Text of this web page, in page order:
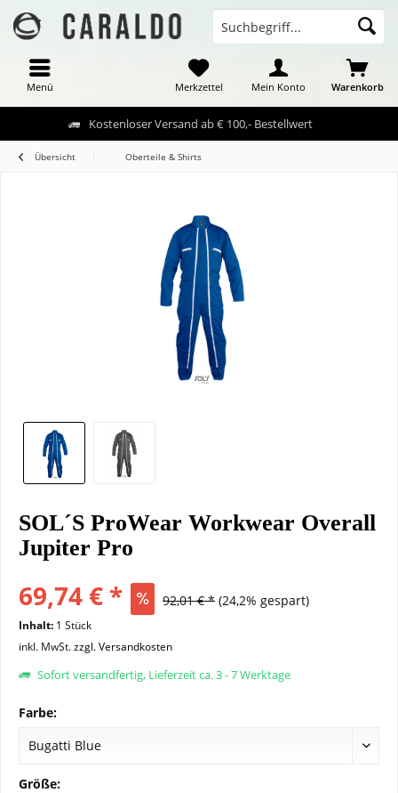
Kostenloser Versand ab € 100,- Bestellwert
Menü Warenkorb
Merkzettel Mein Konto
Übersicht Oberteile & Shirts
SOL´S ProWear Workwear Overall
Jupiter Pro
69,74 € * 92,01 € * (24,2% gespart)
Inhalt: 1 Stück
inkl. MwSt.zzgl. Versandkosten
Sofort versandfertig, Lieferzeit ca. 3 - 7 Werktage
Farbe:
Größe: